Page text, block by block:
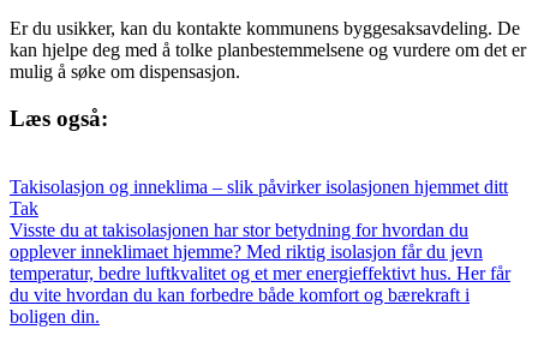
Er du usikker, kan du kontakte kommunens byggesaksavdeling. De
kan hjelpe deg med å tolke planbestemmelsene og vurdere om det er
mulig å søke om dispensasjon.
Læs også:
Takisolasjon og inneklima – slik påvirker isolasjonen hjemmet ditt
Tak
Visste du at takisolasjonen har stor betydning for hvordan du
opplever inneklimaet hjemme? Med riktig isolasjon får du jevn
temperatur, bedre luftkvalitet og et mer energieffektivt hus. Her får
du vite hvordan du kan forbedre både komfort og bærekraft i
boligen din.